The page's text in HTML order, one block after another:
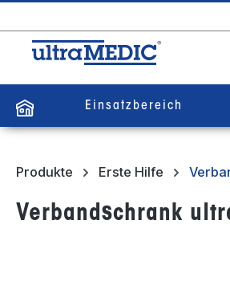
Einsatzbereich
Produkte Erste Hilfe
Verbandschrank